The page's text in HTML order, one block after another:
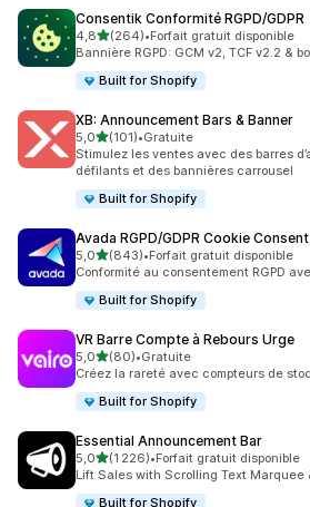
Consentik Conformité RGPD/GDPR
4,8étoile(s) sur 5
(264)
264 avis au total
•Forfait gratuit disponible
Bannière RGPD: GCM v2, TCF v2.2 &
Built for Shopify
XB: Announcement Bars & Banner
5,0étoile(s) sur 5
(101)
101 avis au total
•Gratuite
Stimulez les ventes avec des barres
défilants et des bannières carrousel
Built for Shopify
Avada RGPD/GDPR Cookie Consent
5,0étoile(s) sur 5
(843)
843 avis au total
•Forfait gratuit disponible
Conformité au consentement RGPD
Built for Shopify
VR Barre Compte à Rebours Urge
5,0étoile(s) sur 5
(80)
80 avis au total
•Gratuite
Créez la rareté avec compteurs de
Built for Shopify
Essential Announcement Bar
5,0étoile(s) sur 5
(1 226)
1226 avis au total
•Forfait gratuit disponible
Lift Sales with Scrolling Text Marquee
Built for Shopify